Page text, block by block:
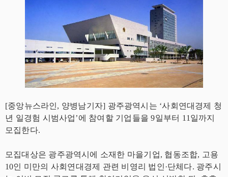
[중앙뉴스라인, 양병남기자] 광주광역시는 ‘사회연대경제 청
년 일경험 시범사업’에 참여할 기업들을 9일부터 11일까지
모집한다.
모집대상은 광주광역시에 소재한 마을기업, 협동조합, 고용
10인 미만의 사회연대경제 관련 비영리 법인·단체다. 광주시